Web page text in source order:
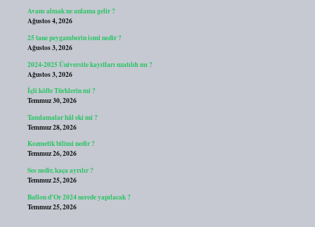
Avans almak ne anlama gelir ?
Ağustos 4, 2026
25 tane peygamberin ismi nedir ?
Ağustos 3, 2026
2024-2025 Üniversite kayıtları uzatıldı mı ?
Ağustos 3, 2026
İçli köfte Türklerin mi ?
Temmuz 30, 2026
Tamlamalar hâl eki mi ?
Temmuz 28, 2026
Kozmetik bilimi nedir ?
Temmuz 26, 2026
Ses nedir, kaça ayrılır ?
Temmuz 25, 2026
Ballon d’Or 2024 nerede yapılacak ?
Temmuz 25, 2026